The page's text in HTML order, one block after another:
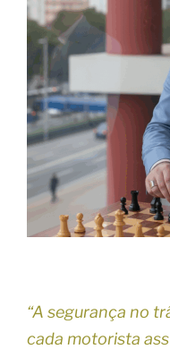
“A segurança no
cada motorista